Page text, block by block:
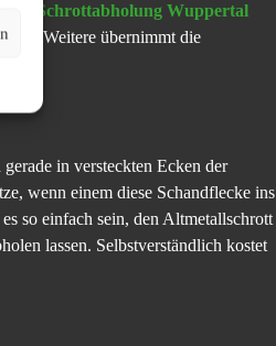
Schrottabholung Wuppertal
Weitere übernimmt die
in versteckten Ecken der
wenn einem diese Schandflecke ins
so einfach sein, den Altmetallschrott
lassen. Selbstverständlich kostet